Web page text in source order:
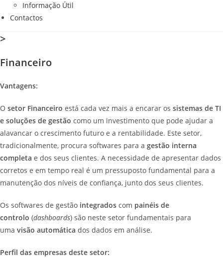
Informação Útil
Contactos
>
Financeiro
Vantagens:
O setor Financeiro está cada vez mais a encarar os sistemas de TI
e soluções de gestão como um investimento que pode ajudar a
alavancar o crescimento futuro e a rentabilidade. Este setor,
tradicionalmente, procura softwares para a gestão interna
completa e dos seus clientes. A necessidade de apresentar dados
corretos e em tempo real é um pressuposto fundamental para a
manutenção dos níveis de confiança, junto dos seus clientes.
Os softwares de gestão integrados com painéis de
controlo (dashboards) são neste setor fundamentais para
uma visão automática dos dados em análise.
Perfil das empresas deste setor: